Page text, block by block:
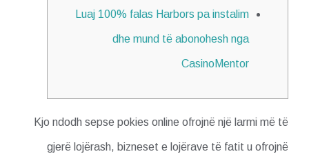
Luaj 100% falas Harbors pa instalim
dhe mund të abonohesh nga
CasinoMentor
Kjo ndodh sepse pokies online ofrojnë një larmi më të
gjerë lojërash, bizneset e lojërave të fatit u ofrojnë